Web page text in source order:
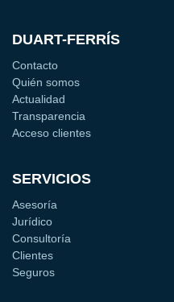
DUART-FERRÍS
Contacto
Quién somos
Actualidad
Transparencia
Acceso clientes
SERVICIOS
Asesoría
Jurídico
Consultoría
Clientes
Seguros